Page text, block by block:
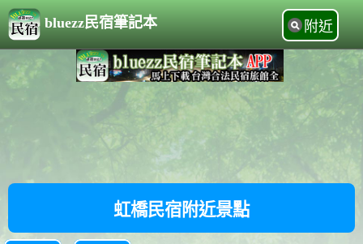
bluezz民宿筆記本 附近
虹橋民宿附近景點